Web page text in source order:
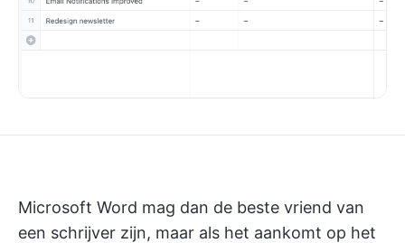
Microsoft Word mag dan de beste vriend van
een schrijver zijn, maar als het aankomt op het